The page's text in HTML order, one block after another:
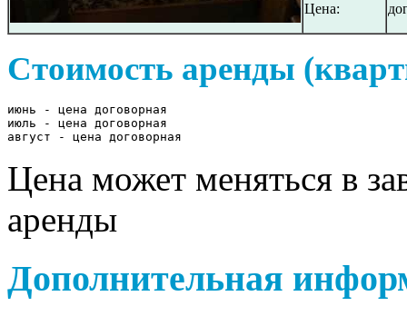
Цена:
Стоимость аренды
июнь - цена договорная
июль - цена договорная
август - цена договорная
Цена может меняться в
аренды
Дополнительная